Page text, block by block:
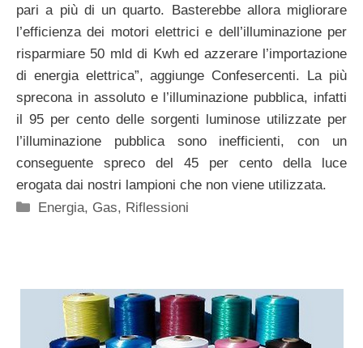
pari a più di un quarto. Basterebbe allora migliorare
l’efficienza dei motori elettrici e dell’illuminazione per
risparmiare 50 mld di Kwh ed azzerare l’importazione
di energia elettrica”, aggiunge Confesercenti. La più
sprecona in assoluto e l’illuminazione pubblica, infatti
il 95 per cento delle sorgenti luminose utilizzate per
l’illuminazione pubblica sono inefficienti, con un
conseguente spreco del 45 per cento della luce
erogata dai nostri lampioni che non viene utilizzata.
Categorie
Energia, Gas, Riflessioni